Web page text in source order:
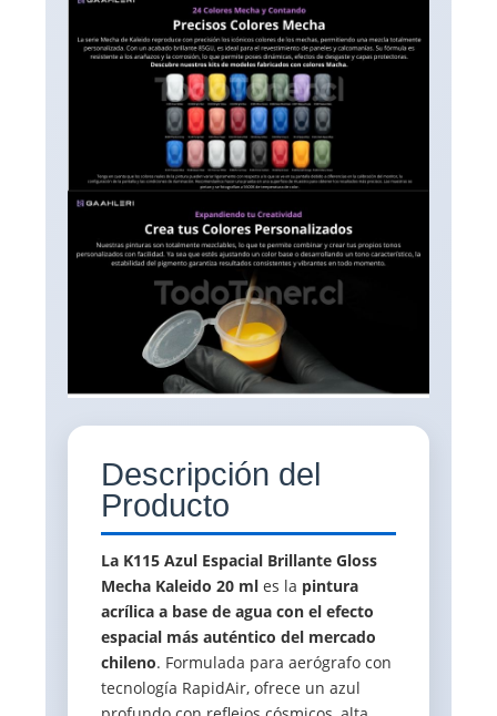
Descripción del
Producto
La K115 Azul Espacial Brillante Gloss
Mecha Kaleido 20 ml es la pintura
acrílica a base de agua con el efecto
espacial más auténtico del mercado
chileno. Formulada para aerógrafo con
tecnología RapidAir, ofrece un azul